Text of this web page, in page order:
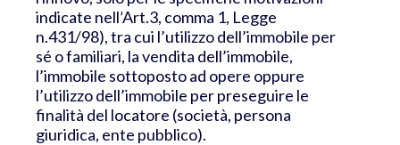
indicate nell’Art.3, comma 1, Legge
n.431/98), tra cui l’utilizzo dell’immobile per
sé o familiari, la vendita dell’immobile,
l’immobile sottoposto ad opere oppure
l’utilizzo dell’immobile per preseguire le
finalità del locatore (società, persona
giuridica, ente pubblico).